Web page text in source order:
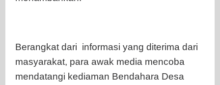
Berangkat dari informasi yang diterima dari
masyarakat, para awak media mencoba
mendatangi kediaman Bendahara Desa